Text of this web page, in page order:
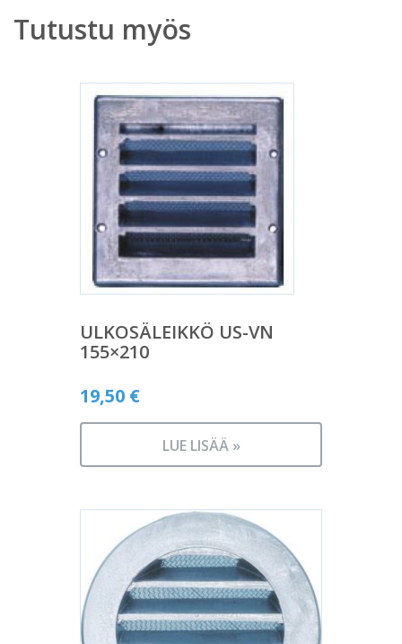
Tutustu myös
ULKOSÄLEIKKÖ US-VN
155×210
19,50 €
LUE LISÄÄ »